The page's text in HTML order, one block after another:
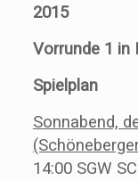
2015
Vorrunde 1 in
Spielplan
Sonnabend,
14:00 SGW